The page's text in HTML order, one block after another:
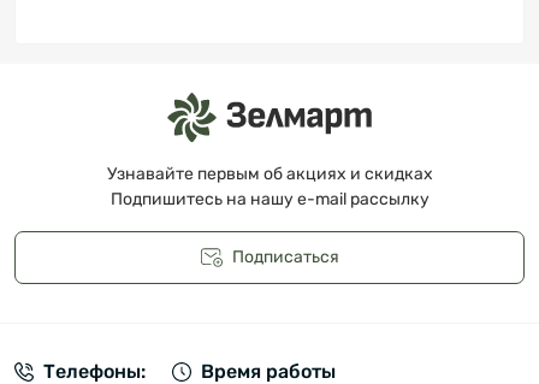
Узнавайте первым об акциях и скидках
Подпишитесь на нашу e-mail рассылку
Подписаться
Телефоны: Время работы